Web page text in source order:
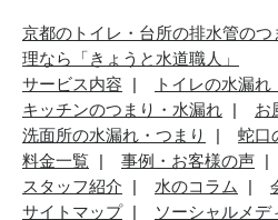
京都のトイレ・台所の排水管の
理なら「きょうと水道職人」
サービス内容
トイレの水漏れ
キッチンのつまり・水漏れ
お
洗面所の水漏れ・つまり
蛇口
料金一覧
事例・お客様の声
スタッフ紹介
水のコラム
サイトマップ
ソーシャルメデ